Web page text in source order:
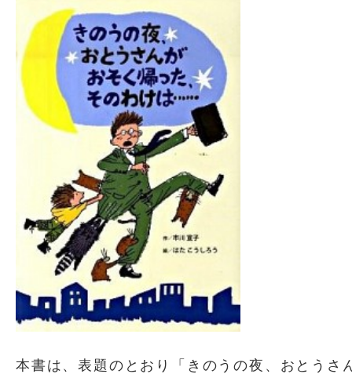
本書は、表題のとおり「きのうの夜、おとうさ